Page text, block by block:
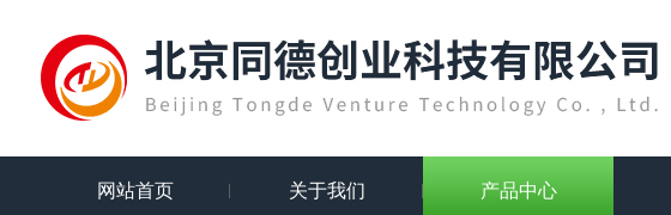
网站首页 关于我们 产品中心